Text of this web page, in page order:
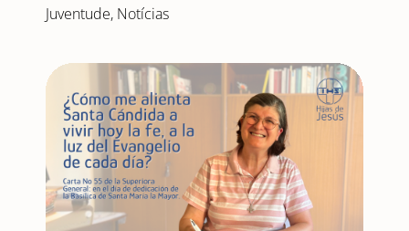
Juventude, Notícias